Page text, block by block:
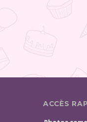
ACCÈS